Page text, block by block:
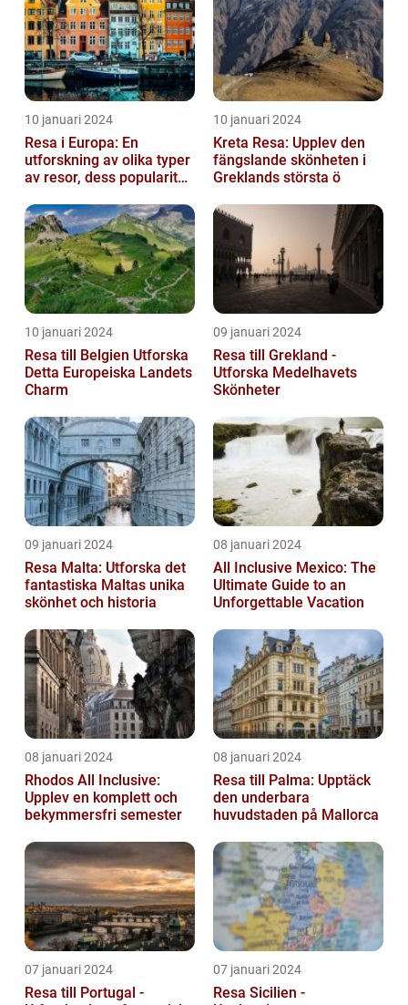
10 januari 2024
Resa i Europa: En
utforskning av olika typer
av resor, dess popularitet
10 januari 2024
Kreta Resa: Upplev den
fängslande skönheten i
Greklands största ö
10 januari 2024
Resa till Belgien Utforska
Detta Europeiska Landets
Charm
09 januari 2024
Resa till Grekland -
Utforska Medelhavets
Skönheter
09 januari 2024
Resa Malta: Utforska det
fantastiska Maltas unika
skönhet och historia
08 januari 2024
All Inclusive Mexico: The
Ultimate Guide to an
Unforgettable Vacation
08 januari 2024
Rhodos All Inclusive:
Upplev en komplett och
bekymmersfri semester
08 januari 2024
Resa till Palma: Upptäck
den underbara
huvudstaden på Mallorca
07 januari 2024
Resa till Portugal -
07 januari 2024
Resa Sicilien -